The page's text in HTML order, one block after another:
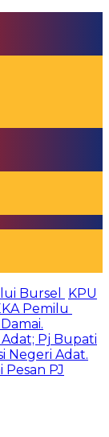
Bursel
KPU
Pemilu
Pj Bupati
Negeri Adat.
PJ